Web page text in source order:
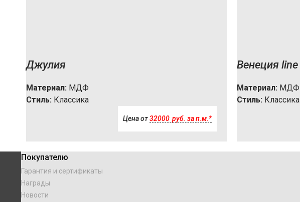
Джулия
Материал: МДФ
Стиль: Классика
Цена от32000 руб. за п.м.*
Венеция line
Материал: МДФ
Стиль: Классика
Покупателю
Гарантия и сертификаты
Награды
Новости